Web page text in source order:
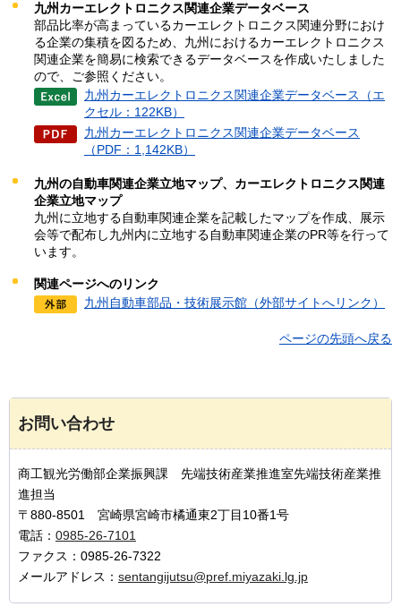
九州カーエレクトロニクス関連企業データベース
部品比率が高まっているカーエレクトロニクス関連分野におけ
る企業の集積を図るため、九州におけるカーエレクトロニクス
関連企業を簡易に検索できるデータベースを作成いたしました
ので、ご参照ください。
九州カーエレクトロニクス関連企業データベース（エ
クセル：122KB）
九州カーエレクトロニクス関連企業データベース
（PDF：1,142KB）
九州の自動車関連企業立地マップ、カーエレクトロニクス関連
企業立地マップ
九州に立地する自動車関連企業を記載したマップを作成、展示
会等で配布し九州内に立地する自動車関連企業のPR等を行って
います。
関連ページへのリンク
九州自動車部品・技術展示館（外部サイトへリンク）
ページの先頭へ戻る
お問い合わせ
商工観光労働部企業振興課 先端技術産業推進室先端技術産業推
進担当
〒880-8501 宮崎県宮崎市橘通東2丁目10番1号
電話： 0985-26-7101
ファクス：0985-26-7322
メールアドレス： sentangijutsu@pref.miyazaki.lg.jp